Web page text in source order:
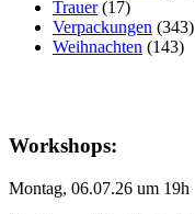
Trauer(17)
Verpackungen (343)
Weihnachten (143)
Workshops:
Montag, 06.07.26 um 19h